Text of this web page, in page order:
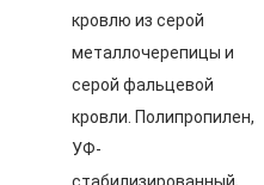
кровлю из серой
металлочерепицы и
серой фальцевой
кровли. Полипропилен,
УФ-